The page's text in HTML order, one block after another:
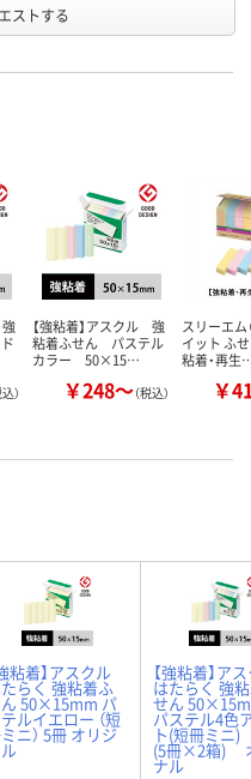
ストする
）
【強粘着】アスクル 強
粘着ふせん パステル
カラー 50×15…
￥248～（税込）
スリーエム
イット ふ
粘着・再生
￥
粘着】アスクル
らく 強粘着ふ
50×15mm パ
ルイエロー （短
ニ） 5冊 オリジ
【強粘着】ア
はたらく 強
せん
パステル4色
ト(短冊ミニ
(5冊×2箱)
ナル